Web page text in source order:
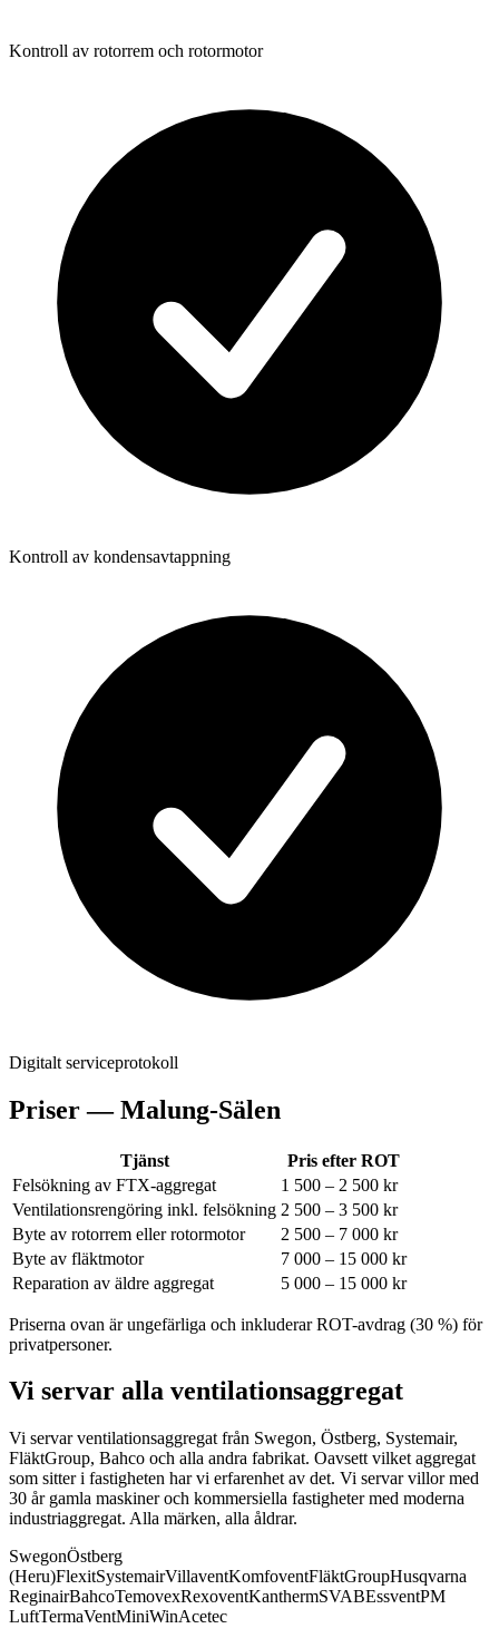
Kontroll av rotorrem och rotormotor
Kontroll av kondensavtappning
Digitalt serviceprotokoll
Priser —Malung-Sälen
Tjänst
Pris efter ROT
Felsökning av FTX-aggregat
1 500 – 2 500 kr
Ventilationsrengöring inkl. felsökning 2 500 – 3 500 kr
Byte av rotorrem eller rotormotor
2 500 – 7 000 kr
Byte av fläktmotor
7 000 – 15 000 kr
Reparation av äldre aggregat
5 000 – 15 000 kr
Priserna ovan är ungefärliga och inkluderar ROT-avdrag (30 %) för
privatpersoner.
Vi servar alla ventilationsaggregat
Vi servar ventilationsaggregat från Swegon, Östberg, Systemair,
FläktGroup, Bahco och alla andra fabrikat. Oavsett vilket aggregat
som sitter i fastigheten har vi erfarenhet av det. Vi servar villor med
30 år gamla maskiner och kommersiella fastigheter med moderna
industriaggregat. Alla märken, alla åldrar.
SwegonÖstberg
(Heru)FlexitSystemairVillaventKomfoventFläktGroupHusqvarna
ReginairBahcoTemovexRexoventKanthermSVABEssventPM
LuftTermaVentMiniWinAcetec